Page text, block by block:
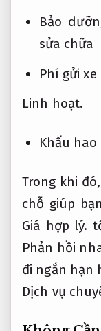
Bảo
sửa chữa
Phí gửi xe
Linh hoạt.
Khấu hao
Trong khi đó,
chỗ giúp
Giá hợp lý.
Phản hồi
đi ngắn hạn
Dịch vụ